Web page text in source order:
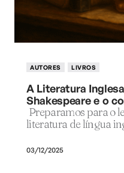
AUTORES LIVROS
A Literatura
Shakespeare e o
Preparamos para o
literatura de língua
03/12/2025